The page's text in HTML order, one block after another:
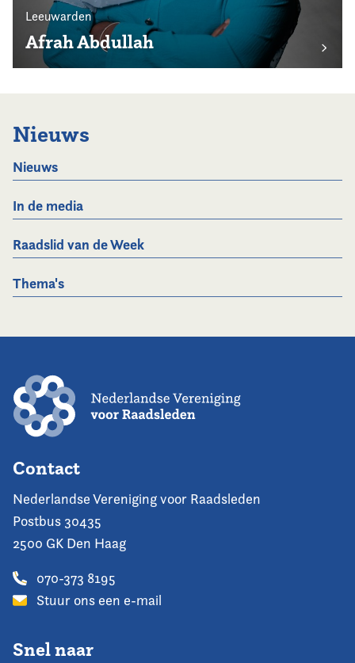
Leeuwarden
Afrah Abdullah
Nieuws
Nieuws
In de media
Raadslid van de Week
Thema's
Contact
Nederlandse Vereniging voor Raadsleden
Postbus 30435
2500 GK Den Haag
070-373 8195
Stuur ons een e-mail
Snel naar